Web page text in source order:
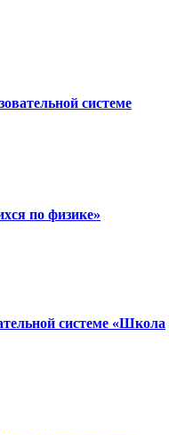
системе
по физике»
системе «Школа